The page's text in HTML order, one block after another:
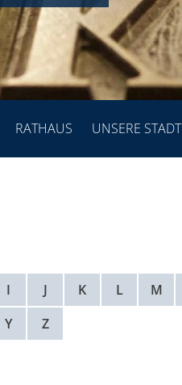
RATHAUS UNSERE STADT
I J K L M
Y Z